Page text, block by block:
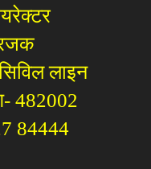
लाइन
482002
84444